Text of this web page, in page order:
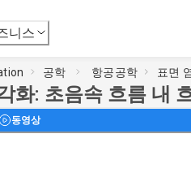
니스
공학 항공공학 표면
화: 초음속 흐름 내
동영상